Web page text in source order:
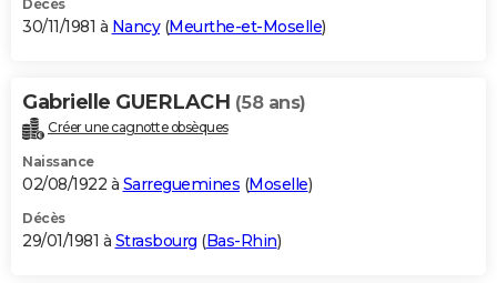
Décès
30/11/1981 à Nancy(Meurthe-et-Moselle)
Gabrielle GUERLACH (58 ans)
Créer une cagnotte obsèques
Naissance
02/08/1922 à Sarreguemines (Moselle)
Décès
29/01/1981 à Strasbourg (Bas-Rhin)